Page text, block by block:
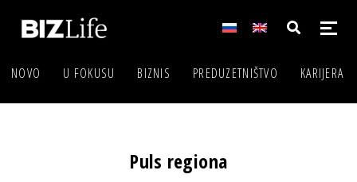
NOVO U FOKUSU BIZNIS PREDUZETNIŠTVO KARIJERA
Puls regiona